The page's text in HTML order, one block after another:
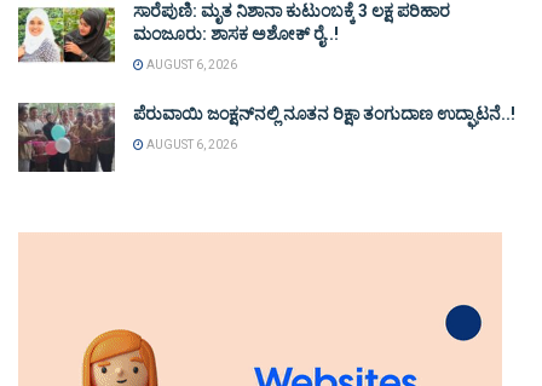
ಸಾರೆಪುಣಿ: ಮೃತ ನಿಶಾನಾ ಕುಟುಂಬಕ್ಕೆ 3 ಲಕ್ಷ ಪರಿಹಾರ
ಮಂಜೂರು: ಶಾಸಕ ಅಶೋಕ್ ರೈ..!
AUGUST 6, 2026
ಪೆರುವಾಯಿ ಜಂಕ್ಷನ್‌ನಲ್ಲಿ ನೂತನ ರಿಕ್ಷಾ ತಂಗುದಾಣ ಉದ್ಘಾಟನೆ..!
AUGUST 6, 2026